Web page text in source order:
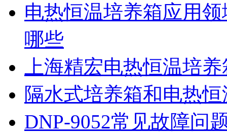
电热恒温培养箱应用
哪些
上海精宏电热恒温培
隔水式培养箱和电热
DNP-9052常见故障问